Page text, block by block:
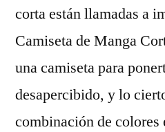
corta están llamadas a
Camiseta de Manga
una camiseta para
desapercibido, y lo
combinación de colores